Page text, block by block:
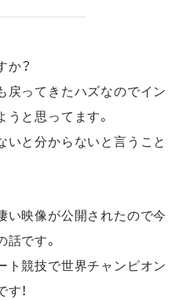
？
戻ってきたハズなのでイン
と思ってます。
と分からないと言うこと
い映像が公開されたので今
です。
ト競技で世界チャンピオン
！